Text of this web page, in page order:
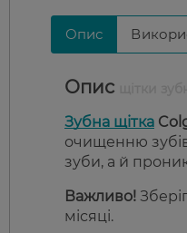
Опис
Опис
Зубна щітка
очищенню
зуби, а й
Важливо!
місяці.